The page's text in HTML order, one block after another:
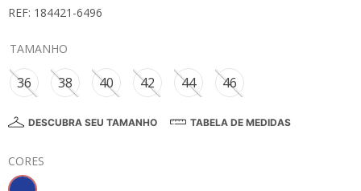
REF: 184421-6496
TAMANHO
36 38 40 42 44 46
DESCUBRA SEU TAMANHO TABELA DE MEDIDAS
CORES
8 º
calça
colorittá